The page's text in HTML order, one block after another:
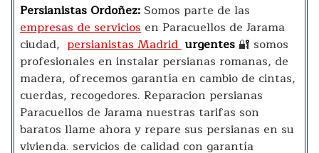
Persianistas Ordoñez: Somos parte de las
empresas de servicios en Paracuellos de Jarama
ciudad, persianistas Madridurgentes 🔐 somos
profesionales en instalar persianas romanas, de
madera, ofrecemos garantía en cambio de cintas,
cuerdas, recogedores. Reparacion persianas
Paracuellos de Jarama nuestras tarifas son
baratos llame ahora y repare sus persianas en su
vivienda. servicios de calidad con garantía